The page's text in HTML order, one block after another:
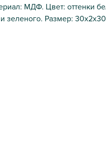
МДФ. Цвет: оттенки
зеленого. Размер: